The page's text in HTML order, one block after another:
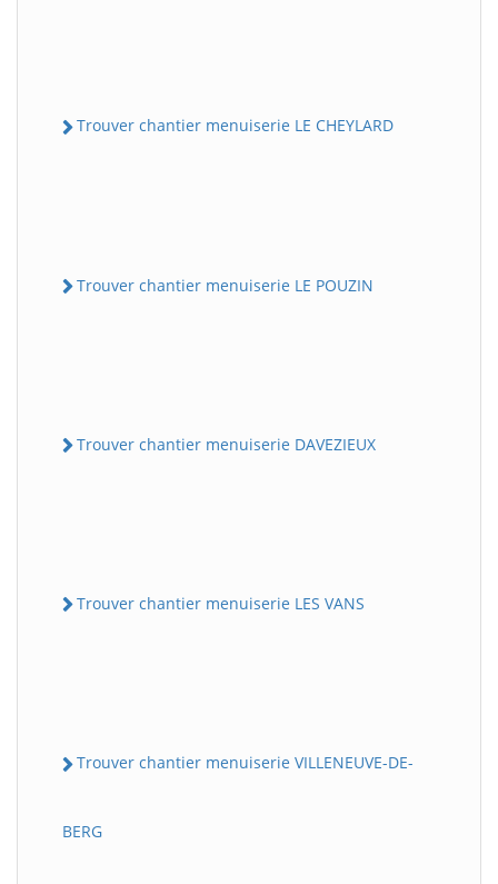
Trouver chantier menuiserie LE CHEYLARD
Trouver chantier menuiserie LE POUZIN
Trouver chantier menuiserie DAVEZIEUX
Trouver chantier menuiserie LES VANS
Trouver chantier menuiserie VILLENEUVE-DE-
BERG